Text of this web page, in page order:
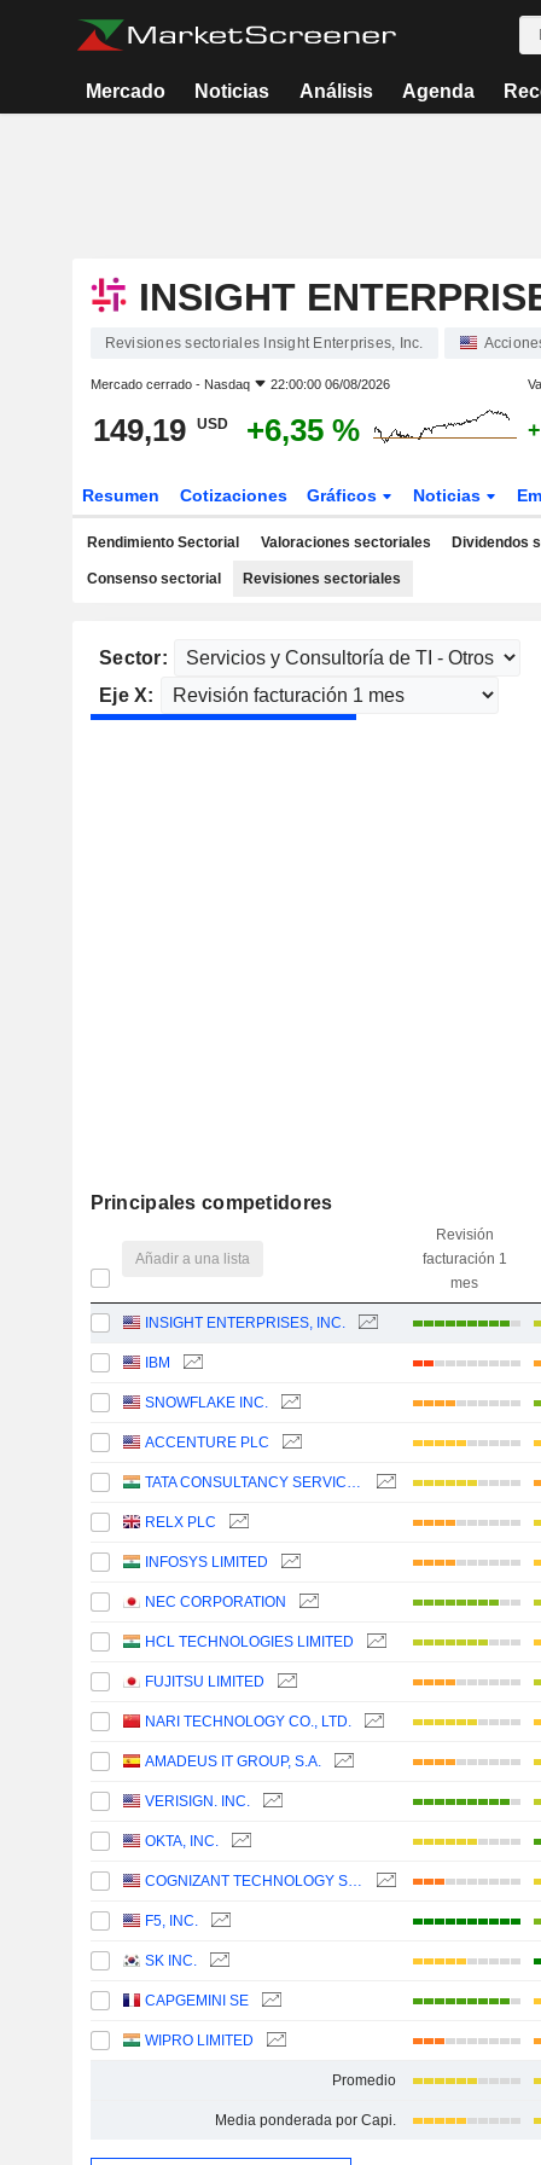
Mercado Noticias Análisis Agenda
INSIGHT
Revisiones sectoriales Insight Enterprises, Inc.
Mercado cerrado - Nasdaq 22:00:00 06/08/2026
149,19 USD +6,35 %
Resumen Cotizaciones Gráficos Noticias
Rendimiento Sectorial Valoraciones sectoriales Dividendos
Consenso sectorial Revisiones sectoriales
Sector:
Eje X:
Principales competidores
Añadir a una lista
Revisión
facturación 1
mes
INSIGHT ENTERPRISES, INC.
IBM
SNOWFLAKE INC.
ACCENTURE PLC
TATA CONSULTANCY SERVICES LTD.
RELX PLC
INFOSYS LIMITED
NEC CORPORATION
HCL TECHNOLOGIES LIMITED
FUJITSU LIMITED
NARI TECHNOLOGY CO., LTD.
AMADEUS IT GROUP, S.A.
VERISIGN. INC.
OKTA, INC.
COGNIZANT TECHNOLOGY SOLUTIONS CORPORATION
F5, INC.
SK INC.
CAPGEMINI SE
WIPRO LIMITED
Promedio
Media ponderada por Capi.